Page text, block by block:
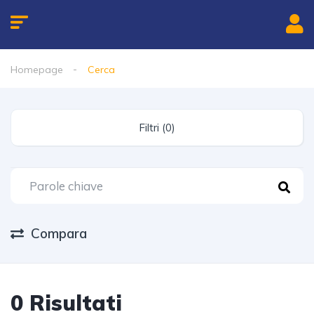
Homepage Cerca
Filtri (0)
Compara
0 Risultati